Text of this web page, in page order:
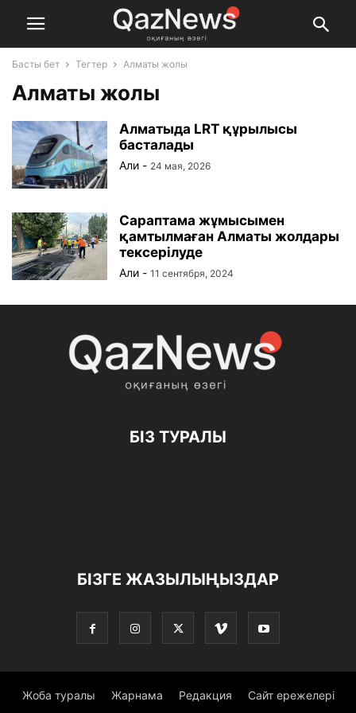
Басты бет Тегтер Алматы жолы
Алматы жолы
Алматыда LRT құрылысы
басталады
Али - 24 мая, 2026
Сараптама жұмысымен
қамтылмаған Алматы жолдары
тексерілуде
Али - 11 сентября, 2024
БІЗ ТУРАЛЫ
БІЗГЕ ЖАЗЫЛЫҢЫЗДАР
Жоба туралы Жарнама Редакция Сайт ережелері